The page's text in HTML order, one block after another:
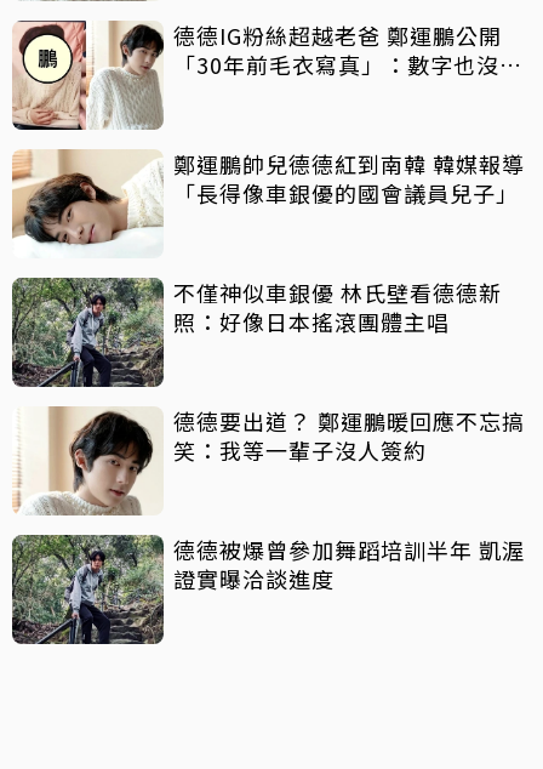
德德IG粉絲超越老爸 鄭運鵬公開
「30年前毛衣寫真」：數字也沒那
鄭運鵬帥兒德德紅到南韓 韓媒報導
「長得像車銀優的國會議員兒子」
不僅神似車銀優 林氏壁看德德新
照：好像日本搖滾團體主唱
德德要出道？ 鄭運鵬暖回應不忘搞
笑：我等一輩子沒人簽約
德德被爆曾參加舞蹈培訓半年 凱渥
證實曝洽談進度